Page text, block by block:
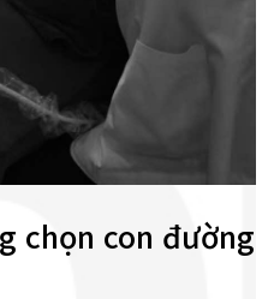
chọn con đường